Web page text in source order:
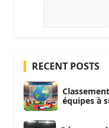
RECENT POSTS
équipes à